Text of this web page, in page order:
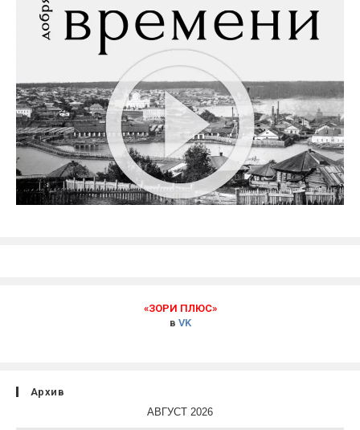
«ЗОРИ ПЛЮС»
в VK
Архив
АВГУСТ 2026